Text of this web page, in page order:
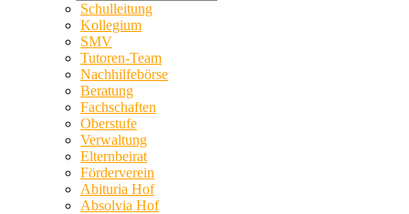
Schulleitung
Kollegium
SMV
Tutoren-Team
Nachhilfebörse
Beratung
Fachschaften
Oberstufe
Verwaltung
Elternbeirat
Förderverein
Abituria Hof
Absolvia Hof